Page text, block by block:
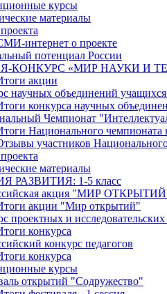
курсы
материалы
интернет о проекте
потенциал России
КОНКУРС «МИР НАУКИ И
акции
научных объединений
конкурса научных
Чемпионат
Национального
участников
материалы
РАЗВИТИЯ: 1-5 класс
акция "МИР
акции "Мир открытий"
проектных и
конкурса
конкурс педагогов
конкурса
курсы
открытий "Содружество"